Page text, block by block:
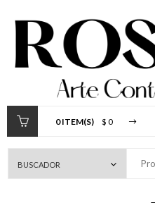
0 ITEM(S) $ 0
Tu carrito